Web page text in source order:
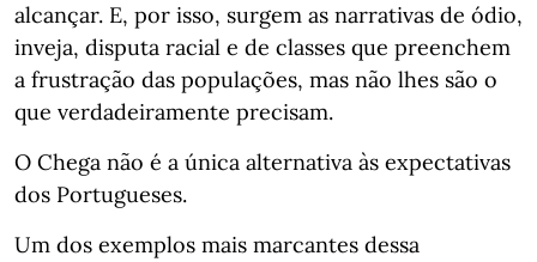
alcançar. E, por isso, surgem as narrativas de ódio,
inveja, disputa racial e de classes que preenchem
a frustração das populações, mas não lhes são o
que verdadeiramente precisam.
O Chega não é a única alternativa às expectativas
dos Portugueses.
Um dos exemplos mais marcantes dessa